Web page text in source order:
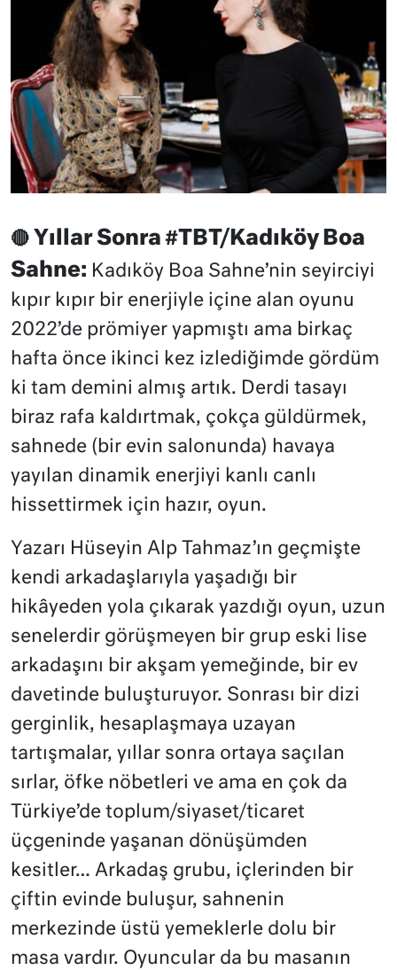
🔴 Yıllar Sonra #TBT/Kadıköy Boa
Sahne: Kadıköy Boa Sahne’nin seyirciyi
kıpır kıpır bir enerjiyle içine alan oyunu
2022’de prömiyer yapmıştı ama birkaç
hafta önce ikinci kez izlediğimde gördüm
ki tam demini almış artık. Derdi tasayı
biraz rafa kaldırtmak, çokça güldürmek,
sahnede (bir evin salonunda) havaya
yayılan dinamik enerjiyi kanlı canlı
hissettirmek için hazır, oyun.
Yazarı Hüseyin Alp Tahmaz’ın geçmişte
kendi arkadaşlarıyla yaşadığı bir
hikâyeden yola çıkarak yazdığı oyun, uzun
senelerdir görüşmeyen bir grup eski lise
arkadaşını bir akşam yemeğinde, bir ev
davetinde buluşturuyor. Sonrası bir dizi
gerginlik, hesaplaşmaya uzayan
tartışmalar, yıllar sonra ortaya saçılan
sırlar, öfke nöbetleri ve ama en çok da
Türkiye’de toplum/siyaset/ticaret
üçgeninde yaşanan dönüşümden
kesitler… Arkadaş grubu, içlerinden bir
çiftin evinde buluşur, sahnenin
merkezinde üstü yemeklerle dolu bir
masa vardır. Oyuncular da bu masanın